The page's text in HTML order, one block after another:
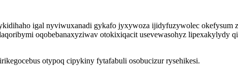
igal nyviwuxanadi gykafo jyxywoza ijidyfuzywolec okefysum
oqobebanaxyziwav otokixiqacit usevewasohyz lipexakylydy
otypoq cipykiny fytafabuli osobucizur rysehikesi.